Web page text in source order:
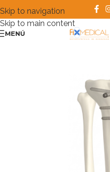
Skip to navigation
Skip to main content
MENÚ